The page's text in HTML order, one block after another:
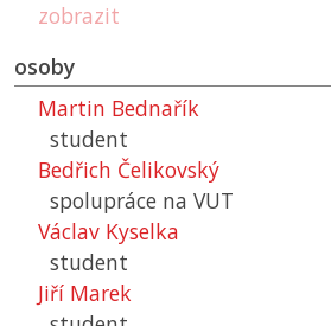
zobrazit
osoby
Martin Bednařík
student
Bedřich Čelikovský
spolupráce na VUT
Václav Kyselka
student
Jiří Marek